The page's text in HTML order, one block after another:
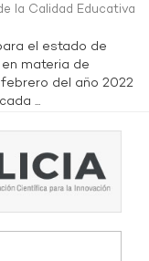
la Calidad Educativa
el estado de
materia de
del año 2022
...